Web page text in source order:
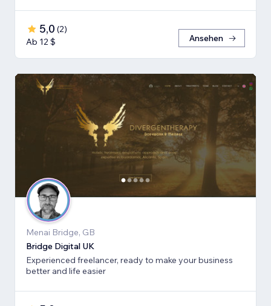
5,0 (2)
Ab 12 $
Ansehen
Menai Bridge, GB
Bridge Digital UK
Experienced freelancer, ready to make your business
better and life easier